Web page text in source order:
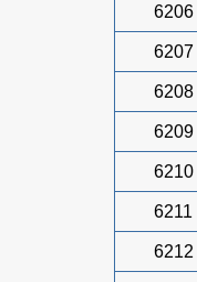
6206
6207
6208
6209
6210
6211
6212